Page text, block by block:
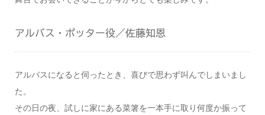
アルバス・ポッター役／佐藤知恩
アルバスになると伺ったとき、喜びで思わず叫んでしまいまし
た。
その日の夜、試しに家にある菜箸を一本手に取り何度か振って